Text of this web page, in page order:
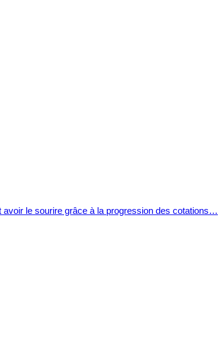
le sourire grâce à la progression des cotations…